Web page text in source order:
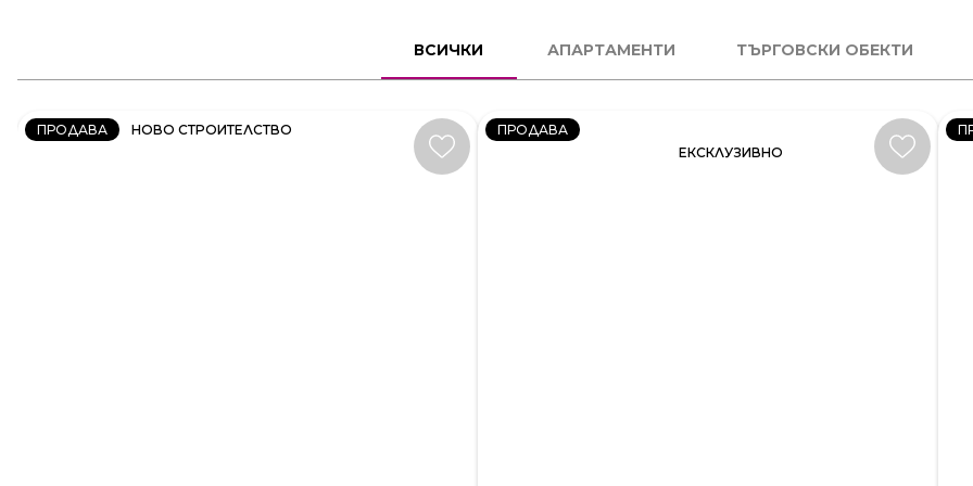
ВСИЧКИ АПАРТАМЕНТИ ТЪРГОВСКИ ОБЕКТИ
ПРОДАВА НОВО СТРОИТЕЛСТВО
231606
ПРОДАВА
ЕКСКЛУЗИВНО
231581